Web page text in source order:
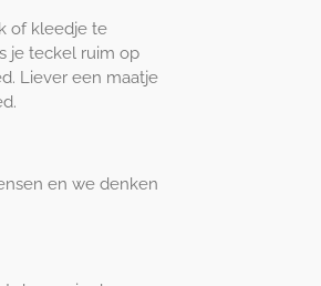
of kleedje te
je teckel ruim op
Liever een maatje
en we denken